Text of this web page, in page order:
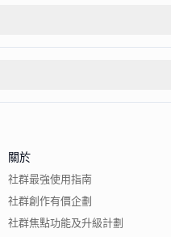
關於
社群最強使用指南
社群創作有價企劃
社群焦點功能及升級計劃